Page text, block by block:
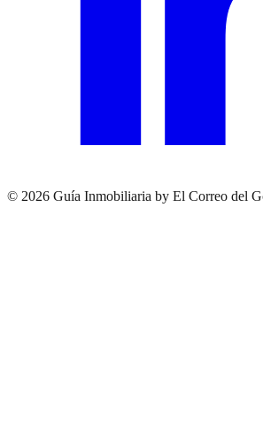
© 2026 Guía Inmobiliaria by El Correo del